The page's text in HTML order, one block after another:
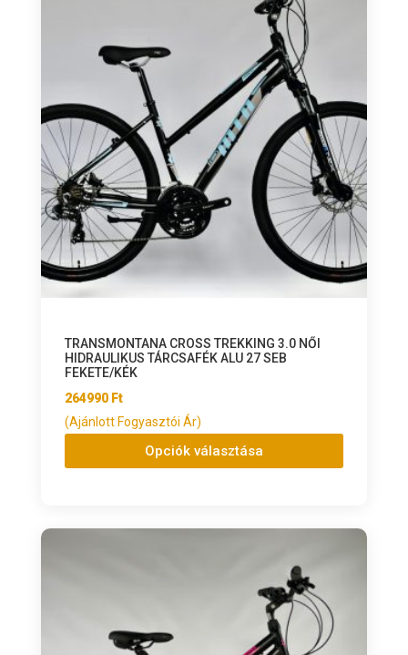
TRANSMONTANA CROSS TREKKING 3.0 NŐI
HIDRAULIKUS TÁRCSAFÉK ALU 27 SEB
FEKETE/KÉK
264990 Ft
(Ajánlott Fogyasztói Ár)
Opciók választása